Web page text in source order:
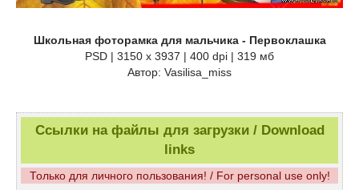
Школьная фоторамка для мальчика - Первоклашка
PSD | 3150 х 3937 | 400 dpi | 319 мб
Автор: Vasilisa_miss
Ссылки на файлы для загрузки / Download
links
Только для личного пользования! / For personal use only!